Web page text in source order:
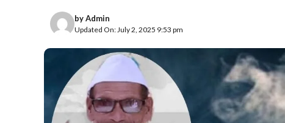
byAdmin
Updated On: July 2, 2025 9:53 pm